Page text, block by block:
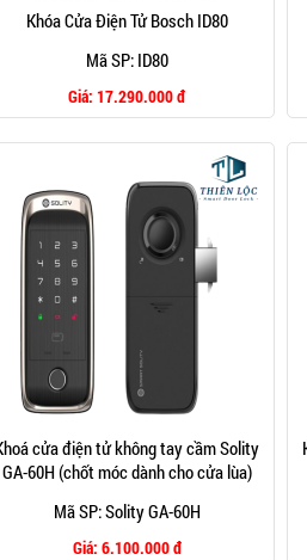
Khóa Cửa Điện Tử Bosch ID80
Mã SP: ID80
Giá: 17.290.000 đ
cửa điện tử không tay cầm Solity
GA-60H (chốt móc dành cho cửa lùa)
Mã SP: Solity GA-60H
Giá: 6.100.000 đ